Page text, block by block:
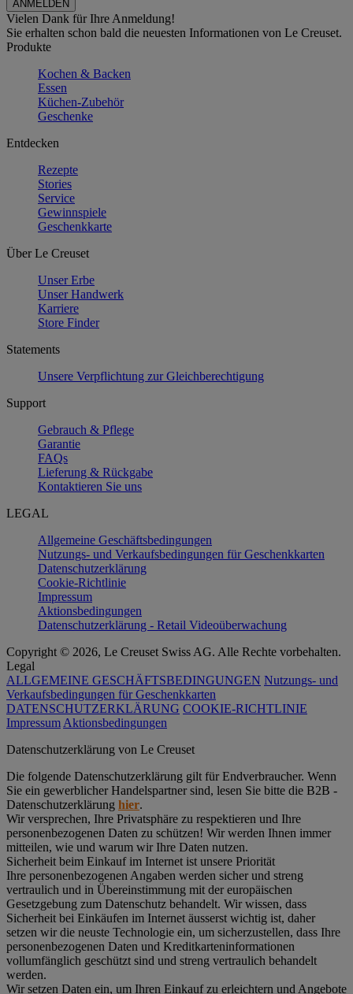
Vielen Dank für Ihre Anmeldung!
Sie erhalten schon bald die neuesten Informationen von Le Creuset.
Produkte
Kochen & Backen
Essen
Küchen-Zubehör
Geschenke
Entdecken
Rezepte
Stories
Service
Gewinnspiele
Geschenkkarte
Über Le Creuset
Unser Erbe
Unser Handwerk
Karriere
Store Finder
Statements
Unsere Verpflichtung zur Gleichberechtigung
Support
Gebrauch & Pflege
Garantie
FAQs
Lieferung & Rückgabe
Kontaktieren Sie uns
LEGAL
Allgemeine Geschäftsbedingungen
Nutzungs- und Verkaufsbedingungen für Geschenkkarten
Datenschutzerklärung
Cookie-Richtlinie
Impressum
Aktionsbedingungen
Datenschutzerklärung - Retail Videoüberwachung
Copyright © 2026, Le Creuset Swiss AG. Alle Rechte vorbehalten.
Legal
ALLGEMEINE GESCHÄFTSBEDINGUNGEN Nutzungs- und
Verkaufsbedingungen für Geschenkkarten
DATENSCHUTZERKLÄRUNG COOKIE-RICHTLINIE
Impressum Aktionsbedingungen
Datenschutz­erklärung von Le Creuset
Die folgende Datenschutzerklärung gilt für Endverbraucher. Wenn
Sie ein gewerblicher Handelspartner sind, lesen Sie bitte die B2B -
Datenschutzerklärung hier.
Wir versprechen, Ihre Privatsphäre zu respektieren und Ihre
personenbezogenen Daten zu schützen! Wir werden Ihnen immer
mitteilen, wie und warum wir Ihre Daten nutzen.
Sicherheit beim Einkauf im Internet ist unsere Priorität
Ihre personenbezogenen Angaben werden sicher und streng
vertraulich und in Übereinstimmung mit der europäischen
Gesetzgebung zum Datenschutz behandelt. Wir wissen, dass
Sicherheit bei Einkäufen im Internet äusserst wichtig ist, daher
setzen wir die neuste Technologie ein, um sicherzustellen, dass Ihre
personenbezogenen Daten und Kreditkarteninformationen
vollumfänglich geschützt sind und streng vertraulich behandelt
werden.
Wir setzen Daten ein, um Ihren Einkauf zu erleichtern und Angebote